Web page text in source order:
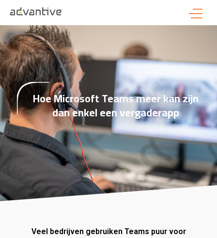
Hoe Microsoft Teams meer kan zijn
dan enkel een vergaderapp
Veel bedrijven gebruiken Teams puur voor